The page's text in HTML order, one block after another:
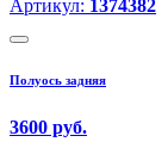
Артикул: 1374382
Полуось задняя
3600 руб.